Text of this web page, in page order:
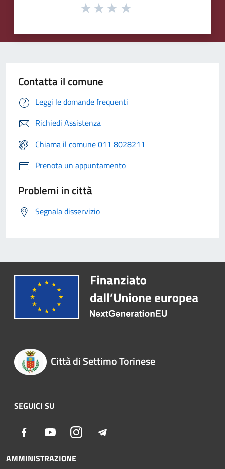
Contatta il comune
Leggi le domande frequenti
Richiedi Assistenza
Chiama il comune 011 8028211
Prenota un appuntamento
Problemi in città
Segnala disservizio
Città di Settimo Torinese
SEGUICI SU
Facebook YoutubeInstagram
AMMINISTRAZIONE